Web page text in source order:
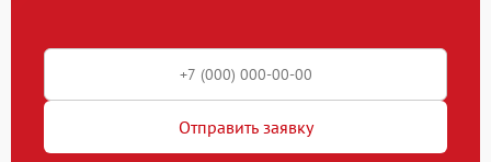
Отправить заявку